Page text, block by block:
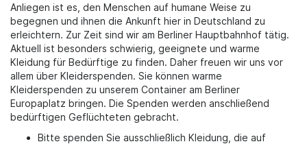
Anliegen ist es, den Menschen auf humane Weise zu
begegnen und ihnen die Ankunft hier in Deutschland zu
erleichtern. Zur Zeit sind wir am Berliner Hauptbahnhof tätig.
Aktuell ist besonders schwierig, geeignete und warme
Kleidung für Bedürftige zu finden. Daher freuen wir uns vor
allem über Kleiderspenden. Sie können warme
Kleiderspenden zu unserem Container am Berliner
Europaplatz bringen. Die Spenden werden anschließend
bedürftigen Geflüchteten gebracht.
Bitte spenden Sie ausschließlich Kleidung, die auf